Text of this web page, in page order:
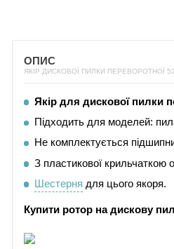
ОПИС
ЯКІР ДИСКОВОЇ ПИЛКИ ПЕРЕВОРОТНОЇ
Якір для дискової пилки
Підходить для моделей:
Не комплектується
З пластикової крильчаткою
Шестерня для цього якоря.
Купити ротор на дискову